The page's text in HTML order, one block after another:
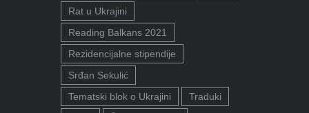
Rat u Ukrajini
Reading Balkans 2021
Rezidencijalne stipendije
Srđan Sekulić
Tematski blok o Ukrajini
Traduki